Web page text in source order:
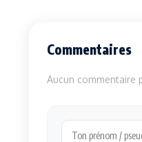
Commentaires
Aucun commentaire